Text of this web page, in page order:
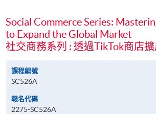
Social Commerce Series:
to Expand the Global Market
社交商務系列 : 透過TikTok商店
課程編號
SC526A
報名代碼
2275-SC526A